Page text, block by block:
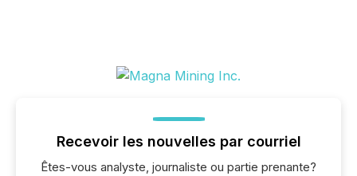
Recevoir les nouvelles par courriel
Êtes-vous analyste, journaliste ou partie prenante?